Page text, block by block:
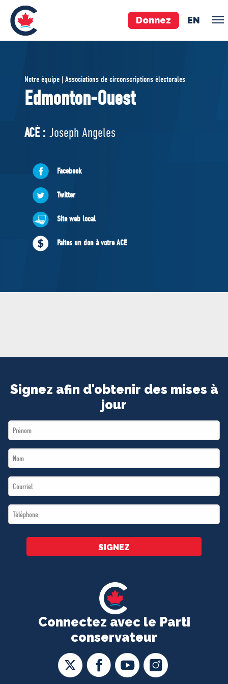
Donnez EN
ÉQUIPE
Pierre Poilievre
Vos députés conservateurs
Cabinet fantôme
Exécutif national
À PROPOS
Documents constitutifs
MÉDIAS
BÉNÉVOLE
Notre équipe | Associations de circonscriptions électorales
Edmonton-Ouest
ACÉ : Joseph Angeles
Facebook
Twitter
Site web local
Faites un don à votre ACÉ
Connectez avec le Parti
conservateur
Signez afin d'obtenir des mises à
jour
First
Name
Last
Name
Email
*
Téléphone
*
SIGNEZ